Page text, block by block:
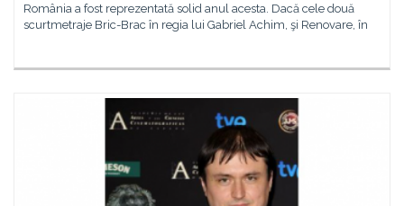
România a fost reprezentată solid anul acesta. Dacă cele două
scurtmetraje Bric-Brac în regia lui Gabriel Achim, şi Renovare, în